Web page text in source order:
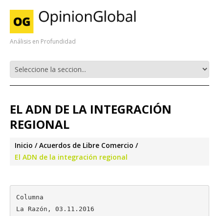
Análisis en Profundidad
EL ADN DE LA INTEGRACIÓN
REGIONAL
Inicio
Acuerdos de Libre Comercio
El ADN de la integración regional
Columna
La Razón, 03.11.2016